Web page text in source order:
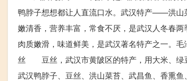
鸭脖子想想都让人直流口水。武汉特产——洪
嫩清香，营养丰富，常食不厌，是武汉人冬
肉质嫩滑，味道鲜美，是武汉著名特产之一。
丝 豆丝，武汉市黄陂区的特产，用大米、绿
武汉鸭脖子、豆丝、洪山菜苔、武昌鱼、香熏